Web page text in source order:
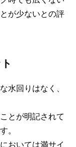
が少ないとの評
水回りはなく、
とが明記されて
。
おいては満サイ